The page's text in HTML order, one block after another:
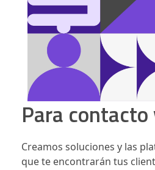
Para
Creamos soluciones y las
que te encontrarán tus